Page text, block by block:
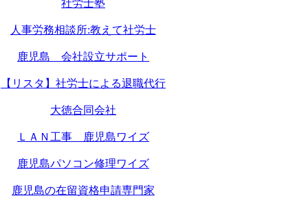
社労士塾
人事労務相談所:教えて社労士
鹿児島 会社設立サポート
【リスタ】社労士による退職代行
大徳合同会社
ＬＡＮ工事 鹿児島ワイズ
鹿児島パソコン修理ワイズ
鹿児島の在留資格申請専門家